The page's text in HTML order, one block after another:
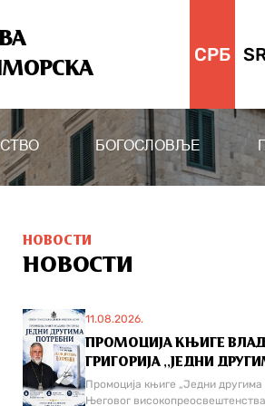
СРБ
БОГОСЛОВЉЕ
НОВОСТИ
НОВОСТИ
11.08.2026.
ПРОМОЦИЈА КЊИГЕ
ГРИГОРИЈА ,,ЈЕДНИ
Промоција књиге „Једни другима
Његовог